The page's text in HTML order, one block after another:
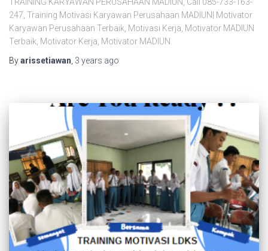
247, Training Motivasi Karyawan Perusahaan MADIUN| Motivator
Karyawan Perusahaan Terbaik, Motivasi Kerja, Motivator MADIUN
Terbaik, Motivator Kerja, Motivator MADIUN
Byarissetiawan 3 years ago